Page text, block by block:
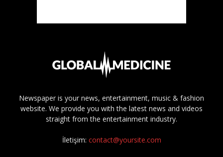
Newspaper is your news, entertainment, music & fashion
website. We provide you with the latest news and videos
straight from the entertainment industry.
İletişim: contact@yoursite.com